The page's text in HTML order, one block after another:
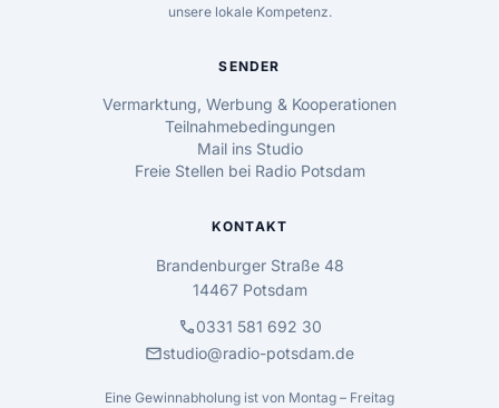
unsere lokale Kompetenz.
SENDER
Vermarktung, Werbung & Kooperationen
Teilnahmebedingungen
Mail ins Studio
Freie Stellen bei Radio Potsdam
KONTAKT
Brandenburger Straße 48
14467 Potsdam
call0331 581 692 30
mailstudio@radio-potsdam.de
Eine Gewinnabholung ist von Montag – Freitag